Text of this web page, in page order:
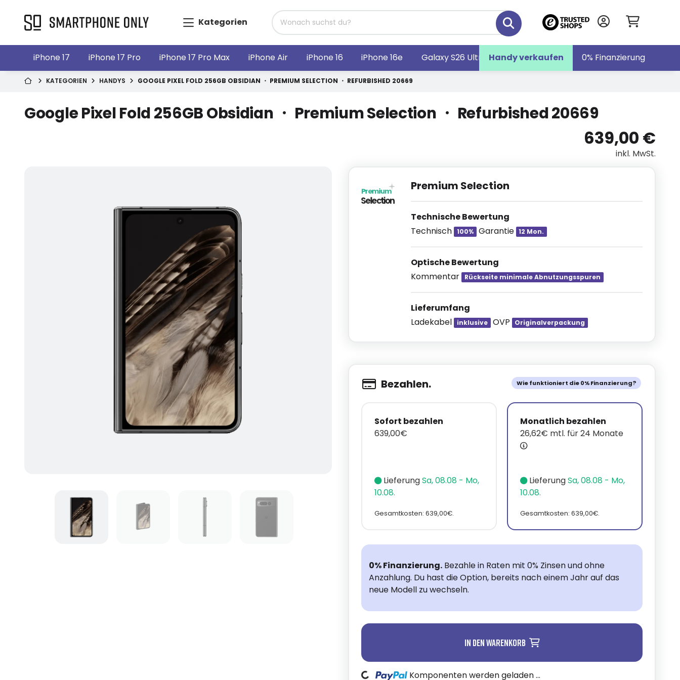
Kategorien
Handy verkaufen 0% Finanzierung
iPhone 17 iPhone 17 Pro iPhone 17 Pro Max iPhone Air iPhone 16 iPhone 16e Galaxy S26 Ultra Galaxy S26 Galaxy Z Fold7
KATEGORIEN HANDYS GOOGLE PIXEL FOLD 256GB OBSIDIAN ・ PREMIUM SELECTION ・ REFURBISHED 20669
Google Pixel Fold 256GB Obsidian ・ Premium Selection ・ Refurbished 20669
639,00 €
inkl. MwSt.
Premium Selection
Technische Bewertung
Technisch 100% Garantie 12 Mon.
Optische Bewertung
Kommentar
Rückseite minimale Abnutzungsspuren
Lieferumfang
Ladekabel
inklusive OVP Originalverpackung
Wie funktioniert die 0% Finanzierung?
Bezahlen.
Sofort bezahlen
639,00€
LieferungSa, 08.08 - Mo,
10.08.
Gesamtkosten: 639,00€.
Monatlich bezahlen
26,62€ mtl. für 24 Monate
LieferungSa, 08.08 - Mo,
10.08.
Gesamtkosten: 639,00€.
0% Finanzierung. Bezahle in Raten mit 0% Zinsen und ohne
Anzahlung. Du hast die Option, bereits nach einem Jahr auf das
neue Modell zu wechseln.
In den Warenkorb
Komponenten werden geladen ...